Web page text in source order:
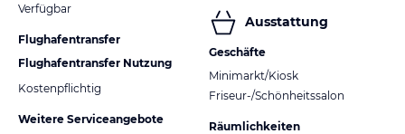
Verfügbar
Flughafentransfer
Flughafentransfer Nutzung
Kostenpflichtig
Weitere Serviceangebote
Ausstattung
Geschäfte
Minimarkt/Kiosk
Friseur-/Schönheitssalon
Räumlichkeiten